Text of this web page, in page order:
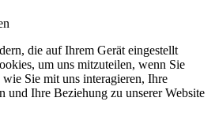
die auf Ihrem Gerät eingestellt
um uns mitzuteilen, wenn Sie
wie Sie mit uns interagieren, Ihre
und Ihre Beziehung zu unserer Website